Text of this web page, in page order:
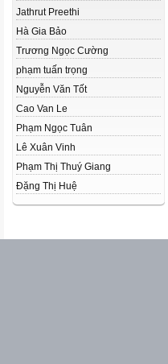
Jathrut Preethi
Hà Gia Bảo
Trương Ngọc Cường
phạm tuấn trọng
Nguyễn Văn Tốt
Cao Van Le
Phạm Ngọc Tuân
Lê Xuân Vinh
Phạm Thị Thuý Giang
Đặng Thị Huệ